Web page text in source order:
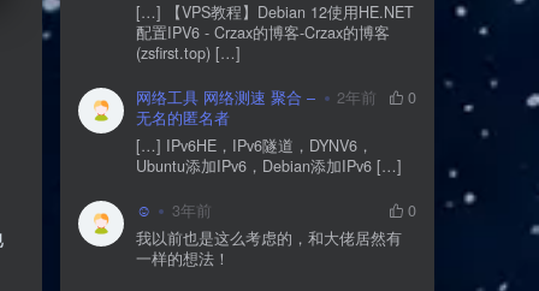
[…] 【VPS教程】Debian 12使用HE.NET
配置IPV6 - Crzax的博客-Crzax的博客
(zsfirst.top) […]
网络工具 网络测速 聚合 –
无名的匿名者
2年前 0
[…] IPv6HE，IPv6隧道，DYNV6，
Ubuntu添加IPv6，Debian添加IPv6 […]
☺ 3年前
0
我以前也是这么考虑的，和大佬居然有
一样的想法！